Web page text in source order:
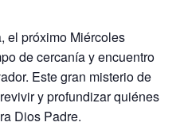
el próximo Miércoles
de cercanía y encuentro
Este gran misterio de
y profundizar quiénes
Dios Padre.